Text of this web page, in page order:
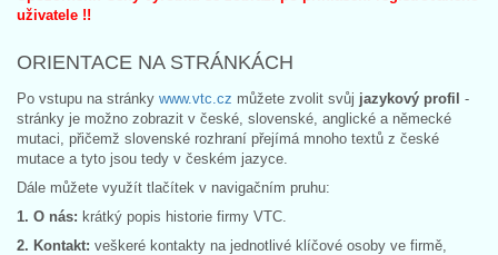
uživatele !!
ORIENTACE NA STRÁNKÁCH
Po vstupu na stránky www.vtc.cz můžete zvolit svůj jazykový profil -
stránky je možno zobrazit v české, slovenské, anglické a německé
mutaci, přičemž slovenské rozhraní přejímá mnoho textů z české
mutace a tyto jsou tedy v českém jazyce.
Dále můžete využít tlačítek v navigačním pruhu:
1. O nás: krátký popis historie firmy VTC.
2. Kontakt: veškeré kontakty na jednotlivé klíčové osoby ve firmě,